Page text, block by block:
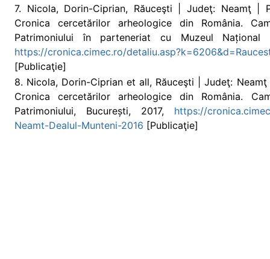
7. Nicola, Dorin-Ciprian, Răuceşti | Judeţ: Neamţ |
Cronica cercetărilor arheologice din România.
Patrimoniului în parteneriat cu Muzeul Național
https://cronica.cimec.ro/
[Publicaţie]
8. Nicola, Dorin-Ciprian et all, Răuceşti | Judeţ:
Cronica cercetărilor arheologice din România.
Patrimoniului, București, 2017, https://
Neamt-Dealul-Munteni-2016 [Publicaţie]